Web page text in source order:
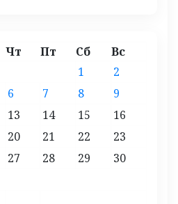
Чт Пт Сб Вс
1
2
6 7 8
9
13 14 15
16
20 21 22
23
27 28 29
30